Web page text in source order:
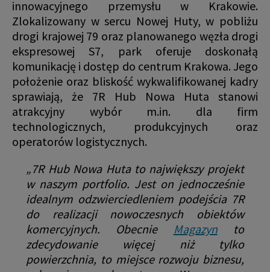
innowacyjnego przemysłu w Krakowie.
Zlokalizowany w sercu Nowej Huty, w pobliżu
drogi krajowej 79 oraz planowanego węzła drogi
ekspresowej S7, park oferuje doskonałą
komunikację i dostęp do centrum Krakowa. Jego
położenie oraz bliskość wykwalifikowanej kadry
sprawiają, że 7R Hub Nowa Huta stanowi
atrakcyjny wybór m.in. dla firm
technologicznych, produkcyjnych oraz
operatorów logistycznych.
„7R Hub Nowa Huta to największy projekt
w naszym portfolio. Jest on jednocześnie
idealnym odzwierciedleniem podejścia 7R
do realizacji nowoczesnych obiektów
komercyjnych. Obecnie Magazynto
zdecydowanie więcej niż tylko
powierzchnia, to miejsce rozwoju biznesu,